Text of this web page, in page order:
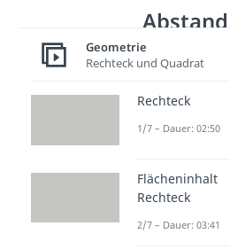
Punkte
Wichtige
Video
Geometrie
Rechteck und Quadrat
Rechteck
1/7 – Dauer: 02:50
Flächeninhalt
Rechteck
2/7 – Dauer: 03:41